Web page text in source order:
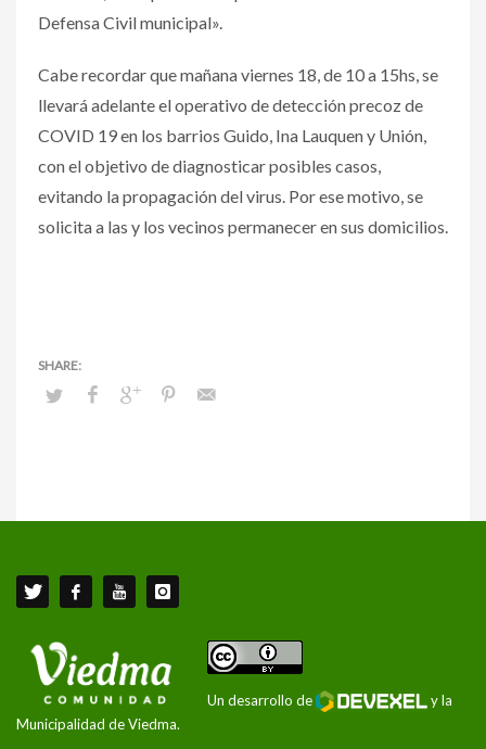
Defensa Civil municipal».
Cabe recordar que mañana viernes 18, de 10 a 15hs, se
llevará adelante el operativo de detección precoz de
COVID 19 en los barrios Guido, Ina Lauquen y Unión,
con el objetivo de diagnosticar posibles casos,
evitando la propagación del virus. Por ese motivo, se
solicita a las y los vecinos permanecer en sus domicilios.
Un desarrollo de
y la
Municipalidad de Viedma.